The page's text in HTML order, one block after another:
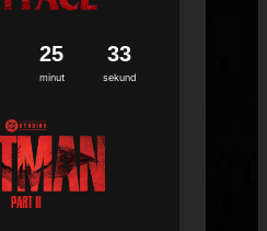
minut
25
sekund
32